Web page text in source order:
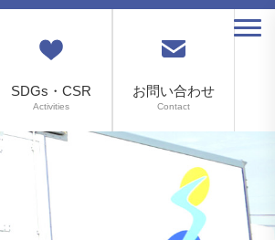
SDGs・CSR
Activities
お問い合わせ
Contact